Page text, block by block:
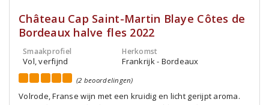
Château Cap Saint-Martin Blaye Côtes de
Bordeaux halve fles 2022
Smaakprofiel
Vol, verfijnd
Herkomst
Frankrijk - Bordeaux
(2 beoordelingen)
Volrode, Franse wijn met een kruidig en licht gerijpt aroma.